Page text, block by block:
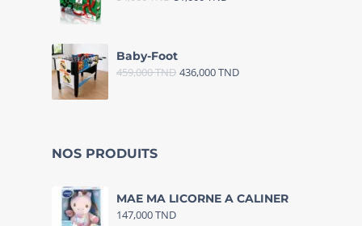
Baby-Foot
459,000TND 436,000TND
NOS PRODUITS
MAE MA LICORNE A CALINER
147,000TND